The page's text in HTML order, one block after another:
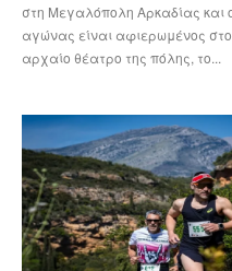
στη Μεγαλόπολη Αρκαδίας και
αγώνας είναι αφιερωμένος στο
αρχαίο θέατρο της πόλης, το...